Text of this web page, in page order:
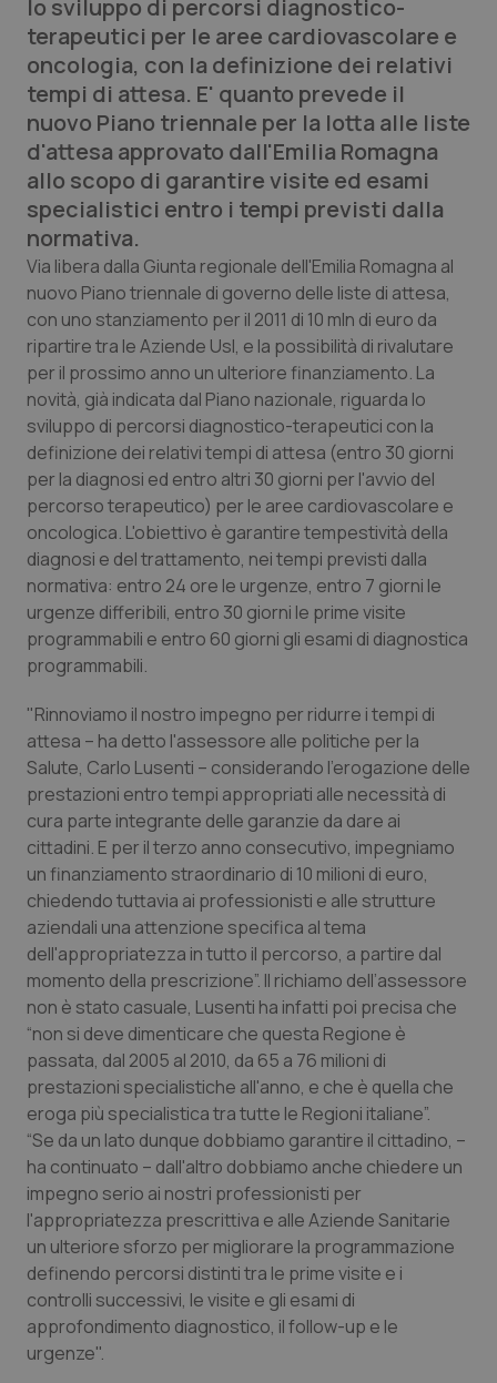
Lettere al direttore
Edizioni Regionali
QS Pro
Professionisti Sanitari.AI
Abruzzo
Basilicata
Calabria
Campania
Emilia-Romagna
Friuli Venezia Giulia
Lazio
Lombardia
Marche
Molise
Piemonte
Provincia Autonoma di Bolzano
Provincia Autonoma di Trento
Puglia
Sardegna
Sicilia
Toscana
Umbria
QS Pro Gold
Artrite & artrosi
Asma & BPCO
Car-T
Colesterolo & coronaropatie
Dermatite Atopica
Diabete & glucometri
Dolore
Donna & Salute
Epatiti
HIV
Infezioni & Febbre
Ipertensione & Scompenso
Malattie rare
Malattia di Crohn & Rettocolite Ulcerosa
Neuroscienze & patologie neurodegenerative
Obesità
Oftalmologia
QS Club Newsletter
lo sviluppo di percorsi diagnostico-
terapeutici per le aree cardiovascolare e
oncologia, con la definizione dei relativi
tempi di attesa. E' quanto prevede il
nuovo Piano triennale per la lotta alle liste
d'attesa approvato dall'Emilia Romagna
allo scopo di garantire visite ed esami
specialistici entro i tempi previsti dalla
normativa.
Via libera dalla Giunta regionale dell'Emilia Romagna al
nuovo Piano triennale di governo delle liste di attesa,
con uno stanziamento per il 2011 di 10 mln di euro da
ripartire tra le Aziende Usl, e la possibilità di rivalutare
per il prossimo anno un ulteriore finanziamento. La
novità, già indicata dal Piano nazionale, riguarda lo
sviluppo di percorsi diagnostico-terapeutici con la
definizione dei relativi tempi di attesa (entro 30 giorni
per la diagnosi ed entro altri 30 giorni per l'avvio del
percorso terapeutico) per le aree cardiovascolare e
oncologica. L'obiettivo è garantire tempestività della
diagnosi e del trattamento, nei tempi previsti dalla
normativa: entro 24 ore le urgenze, entro 7 giorni le
urgenze differibili, entro 30 giorni le prime visite
programmabili e entro 60 giorni gli esami di diagnostica
programmabili.
"Rinnoviamo il nostro impegno per ridurre i tempi di
attesa – ha detto l'assessore alle politiche per la
Salute, Carlo Lusenti – considerando l'erogazione delle
prestazioni entro tempi appropriati alle necessità di
cura parte integrante delle garanzie da dare ai
cittadini. E per il terzo anno consecutivo, impegniamo
un finanziamento straordinario di 10 milioni di euro,
chiedendo tuttavia ai professionisti e alle strutture
aziendali una attenzione specifica al tema
dell'appropriatezza in tutto il percorso, a partire dal
momento della prescrizione”. Il richiamo dell’assessore
non è stato casuale, Lusenti ha infatti poi precisa che
“non si deve dimenticare che questa Regione è
passata, dal 2005 al 2010, da 65 a 76 milioni di
prestazioni specialistiche all'anno, e che è quella che
eroga più specialistica tra tutte le Regioni italiane”.
“Se da un lato dunque dobbiamo garantire il cittadino, –
ha continuato – dall'altro dobbiamo anche chiedere un
impegno serio ai nostri professionisti per
l'appropriatezza prescrittiva e alle Aziende Sanitarie
un ulteriore sforzo per migliorare la programmazione
definendo percorsi distinti tra le prime visite e i
controlli successivi, le visite e gli esami di
approfondimento diagnostico, il follow-up e le
urgenze".